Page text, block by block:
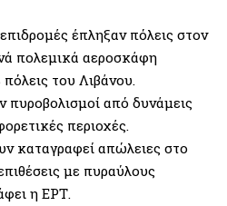
έπληξαν πόλεις στον
πολεμικά αεροσκάφη
του Λιβάνου.
από δυνάμεις
περιοχές.
καταγραφεί απώλειες στο
με πυραύλους
η ΕΡΤ.